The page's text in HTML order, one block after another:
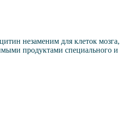
незаменим для клеток мозга,
продуктами специального и